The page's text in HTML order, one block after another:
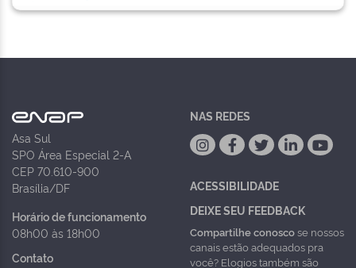
Asa Sul
SPO Área Especial 2-A
CEP 70.610-900
Brasília/DF
Horário de funcionamento
08h00 às 18h00
Contato
NAS REDES
ACESSIBILIDADE
DEIXE SEU FEEDBACK
Compartilhe conoscose nossos
canais estão adequados pra
você? Elogios também são